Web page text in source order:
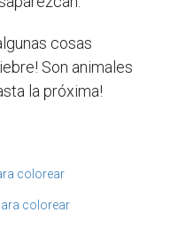
cosas
Son animales
la próxima!
colorear
colorear